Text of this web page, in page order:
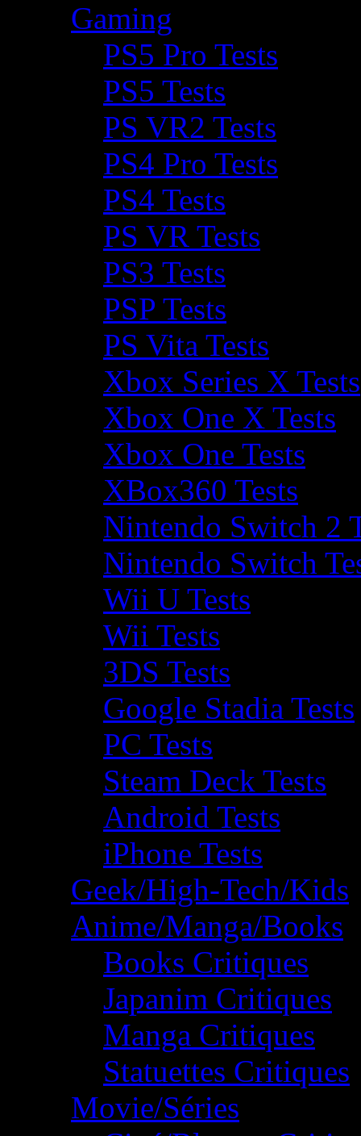
Gaming
PS5 Pro Tests
PS5 Tests
PS VR2 Tests
PS4 Pro Tests
PS4 Tests
PS VR Tests
PS3 Tests
PSP Tests
PS Vita Tests
Xbox Series X Tests
Xbox One X Tests
Xbox One Tests
XBox360 Tests
Nintendo Switch 2
Nintendo Switch
Wii U Tests
Wii Tests
3DS Tests
Google Stadia Tests
PC Tests
Steam Deck Tests
Android Tests
iPhone Tests
Geek/High-Tech/Kids
Anime/Manga/Books
Books Critiques
Japanim Critiques
Manga Critiques
Statuettes Critiques
Movie/Séries